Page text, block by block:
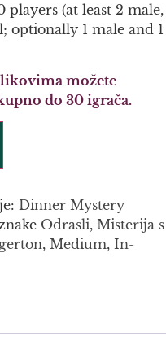
players (at least 2 male,
optionally 1 male and 1
možete
do 30 igrača.
Dinner Mystery
Odrasli, Misterija s
, Medium, In-